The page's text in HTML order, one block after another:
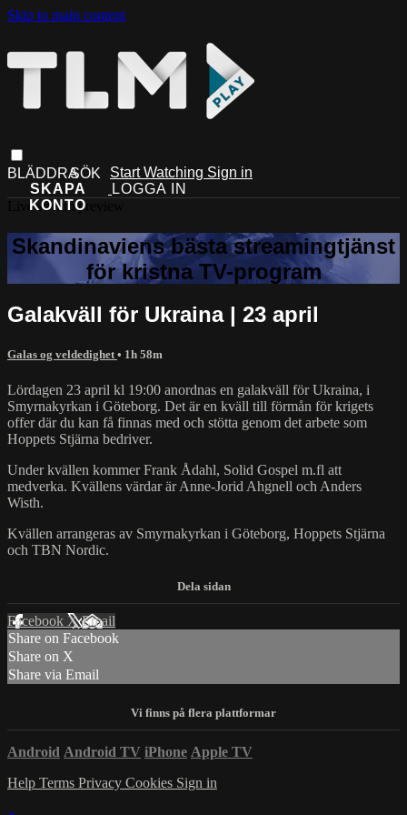
Skip to main content
Start Watching Sign in
Live stream preview
Galakväll för Ukraina | 23 april
Galas og veldedighet • 1h 58m
Lördagen 23 april kl 19:00 anordnas en galakväll för Ukraina, i
Smyrnakyrkan i Göteborg. Det är en kväll till förmån för krigets
offer där du kan få finnas med och stötta genom det arbete som
Hoppets Stjärna bedriver.
Under kvällen kommer Frank Ådahl, Solid Gospel m.fl att
medverka. Kvällens värdar är Anne-Jorid Ahgnell och Anders
Wisth.
Kvällen arrangeras av Smyrnakyrkan i Göteborg, Hoppets Stjärna
och TBN Nordic.
Facebook XEmail
Share on Facebook
Share on X
Share via Email
Android Android TV iPhone Apple TV
Help Terms Privacy Cookies Sign in